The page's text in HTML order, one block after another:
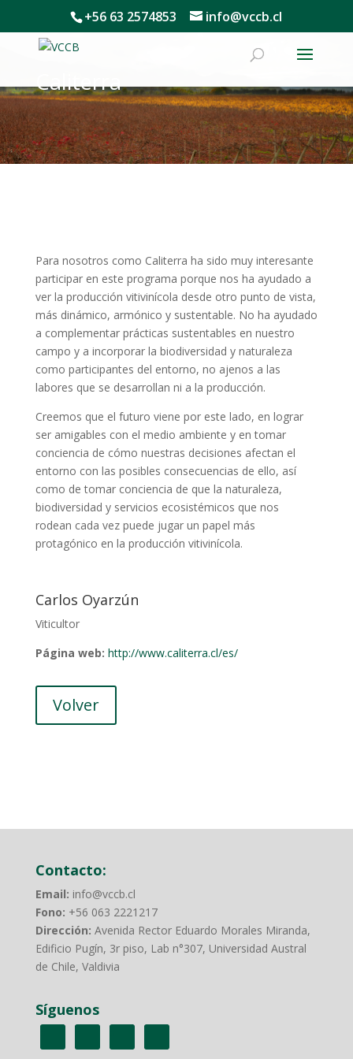
+56 63 2574853 info@vccb.cl
Caliterra
Para nosotros como Caliterra ha sido muy interesante
participar en este programa porque nos ha ayudado a
ver la producción vitivinícola desde otro punto de vista,
más dinámico, armónico y sustentable. No ha ayudado
a complementar prácticas sustentables en nuestro
campo y a incorporar la biodiversidad y naturaleza
como participantes del entorno, no ajenos a las
labores que se desarrollan ni a la producción.
Creemos que el futuro viene por este lado, en lograr
ser amigables con el medio ambiente y en tomar
conciencia de cómo nuestras decisiones afectan el
entorno con las posibles consecuencias de ello, así
como de tomar conciencia de que la naturaleza,
biodiversidad y servicios ecosistémicos que nos
rodean cada vez puede jugar un papel más
protagónico en la producción vitivinícola.
Carlos Oyarzún
Viticultor
Página web: http://www.caliterra.cl/es/
Volver
Contacto:
Email: info@vccb.cl
Fono: +56 063 2221217
Dirección: Avenida Rector Eduardo Morales Miranda,
Edificio Pugín, 3r piso, Lab n°307, Universidad Austral
de Chile, Valdivia
Síguenos